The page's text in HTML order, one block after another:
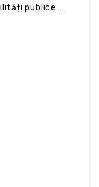
publice